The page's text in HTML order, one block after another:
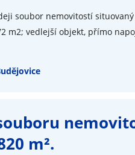
soubor nemovitostí
m2; vedlejší objekt, přímo
m².